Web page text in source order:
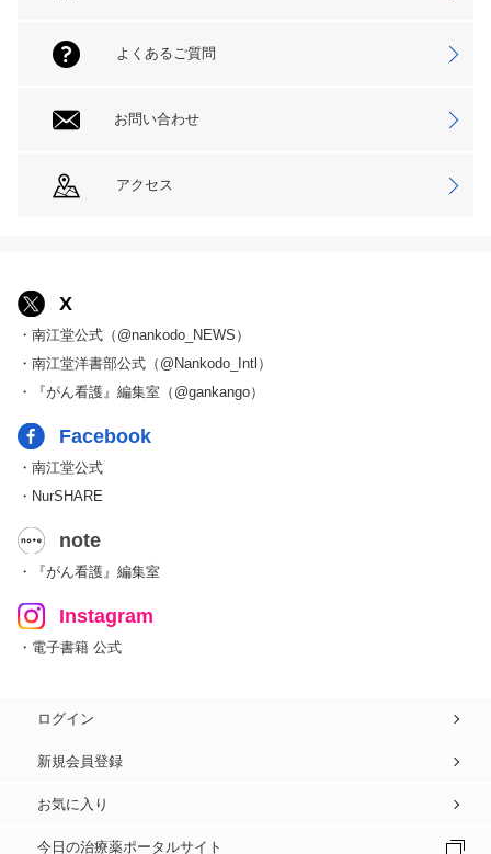
よくあるご質問
お問い合わせ
アクセス
X
・南江堂公式（@nankodo_NEWS）
・南江堂洋書部公式（@Nankodo_Intl）
・『がん看護』編集室（@gankango）
Facebook
・南江堂公式
・NurSHARE
note
・『がん看護』編集室
Instagram
・電子書籍 公式
ログイン
新規会員登録
お気に入り
今日の治療薬ポータルサイト